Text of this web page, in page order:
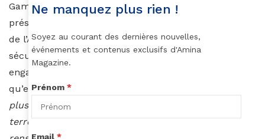
Gambie, au Cap-Vert et au Ghana. La nouvelle
présidente de la Communauté Economique des Etats
de l’Afrique de l’Ouest va poursuivre également la
sécurité et la lutte contre les groupes jihadistes
engagée par son prédécesseur Macky Sall. Missions
qu’elle résume bien :
plus dur en tant qu’Etats membres pour éliminer le
terrorisme, renforcer nos capacités en matière de
Ne manquez plus rien !
Soyez au courant des dernières nouvelles,
événements et contenus exclusifs d'Amina
Magazine.
Prénom *
Email *